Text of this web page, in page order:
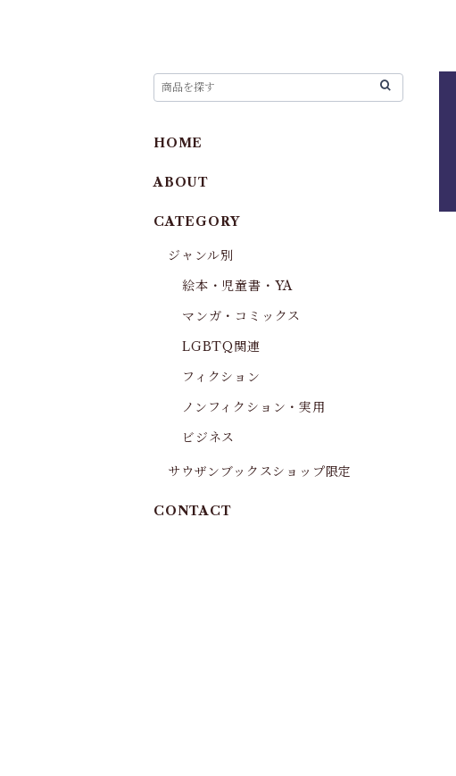
HOME
ABOUT
CATEGORY
ジャンル別
絵本・児童書・YA
マンガ・コミックス
LGBTQ関連
フィクション
ノンフィクション・実用
ビジネス
サウザンブックスショップ限定
CONTACT